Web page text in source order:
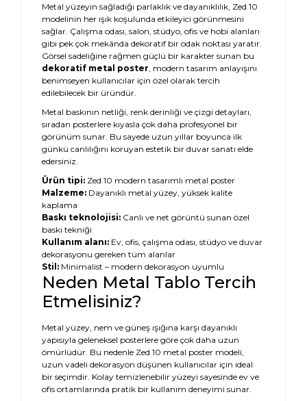
Metal yüzeyin sağladığı parlaklık ve dayanıklılık, Zed 10
modelinin her ışık koşulunda etkileyici görünmesini
sağlar. Çalışma odası, salon, stüdyo, ofis ve hobi alanları
gibi pek çok mekânda dekoratif bir odak noktası yaratır.
Görsel sadeliğine rağmen güçlü bir karakter sunan bu
dekoratif metal poster, modern tasarım anlayışını
benimseyen kullanıcılar için özel olarak tercih
edilebilecek bir üründür.
Metal baskının netliği, renk derinliği ve çizgi detayları,
sıradan posterlere kıyasla çok daha profesyonel bir
görünüm sunar. Bu sayede uzun yıllar boyunca ilk
günkü canlılığını koruyan estetik bir duvar sanatı elde
edersiniz.
Ürün tipi: Zed 10 modern tasarımlı metal poster
Malzeme: Dayanıklı metal yüzey, yüksek kalite
kaplama
Baskı teknolojisi: Canlı ve net görüntü sunan özel
baskı tekniği
Kullanım alanı: Ev, ofis, çalışma odası, stüdyo ve duvar
dekorasyonu gereken tüm alanlar
Stil: Minimalist – modern dekorasyon uyumlu
Neden Metal Tablo Tercih
Etmelisiniz?
Metal yüzey, nem ve güneş ışığına karşı dayanıklı
yapısıyla geleneksel posterlere göre çok daha uzun
ömürlüdür. Bu nedenle Zed 10 metal poster modeli,
uzun vadeli dekorasyon düşünen kullanıcılar için ideal
bir seçimdir. Kolay temizlenebilir yüzeyi sayesinde ev ve
ofis ortamlarında pratik bir kullanım deneyimi sunar.